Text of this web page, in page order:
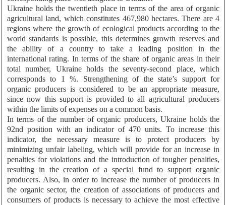
Ukraine holds the twentieth place in terms of the area of organic
agricultural land, which constitutes 467,980 hectares. There are 4
regions where the growth of ecological products according to the
world standards is possible, this determines growth reserves and
the ability of a country to take a leading position in the
international rating. In terms of the share of organic areas in their
total number, Ukraine holds the seventy-second place, which
corresponds to 1 %. Strengthening of the state’s support for
organic producers is considered to be an appropriate measure,
since now this support is provided to all agricultural producers
within the limits of expenses on a common basis.
In terms of the number of organic producers, Ukraine holds the
92nd position with an indicator of 470 units. To increase this
indicator, the necessary measure is to protect producers by
minimizing unfair labeling, which will provide for an increase in
penalties for violations and the introduction of tougher penalties,
resulting in the creation of a special fund to support organic
producers. Also, in order to increase the number of producers in
the organic sector, the creation of associations of producers and
consumers of products is necessary to achieve the most effective